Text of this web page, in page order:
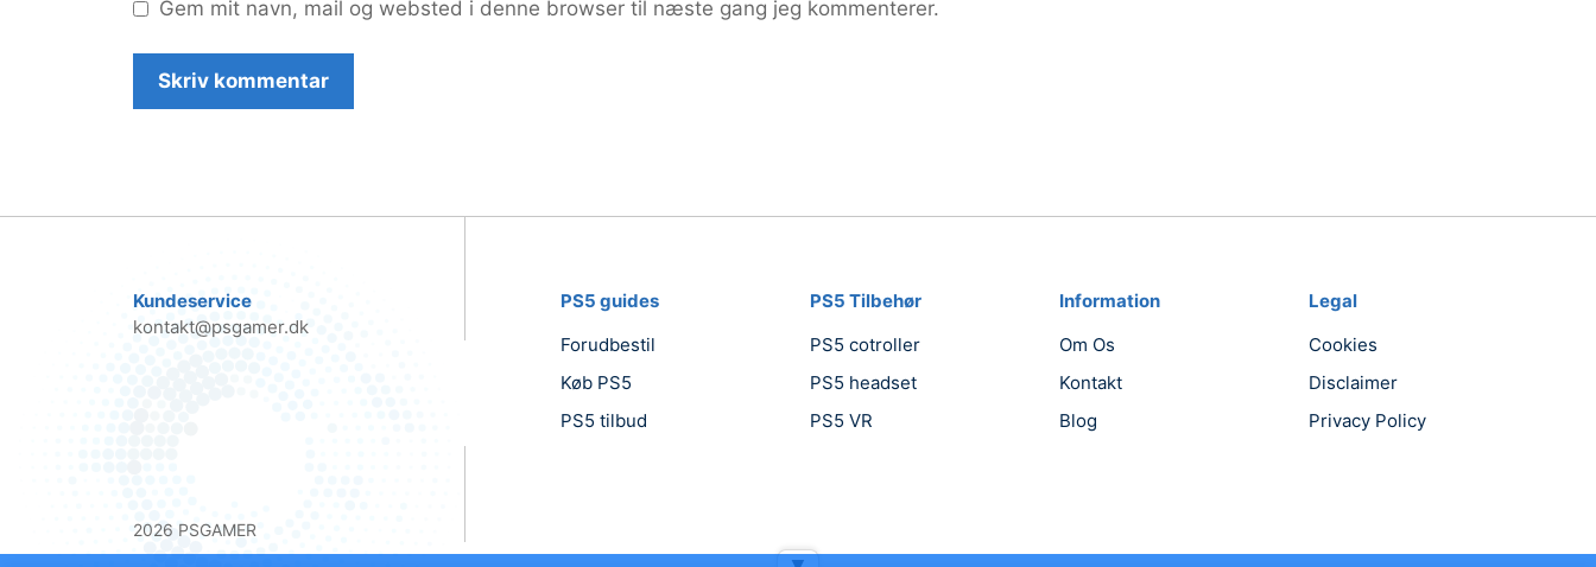
Gem mit navn, mail og websted i denne browser til næste gang jeg kommenterer.
Kundeservice
kontakt@psgamer.dk
PS5 guides
Forudbestil
Køb PS5
PS5 tilbud
PS5 Tilbehør
PS5 cotroller
PS5 headset
PS5 VR
Information
Om Os
Kontakt
Blog
Legal
Cookies
Disclaimer
Privacy Policy
2026 PSGAMER